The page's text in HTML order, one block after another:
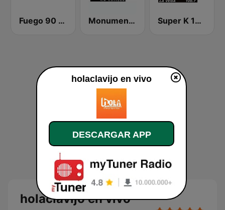
Fuego 90 La Salsera Monumental 100.3 FM Super K 100.7 FM
holaclavijo en vivo
holaclavijo en vivo
DESCARGAR APP